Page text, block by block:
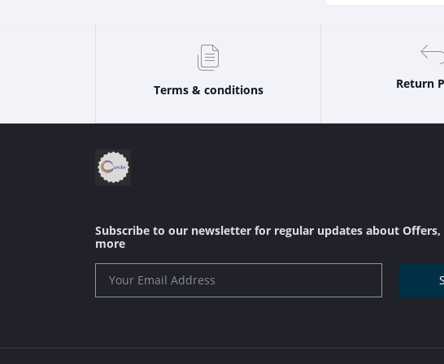
Terms & conditions Return
Subscribe to our newsletter for regular updates about Offers,
more